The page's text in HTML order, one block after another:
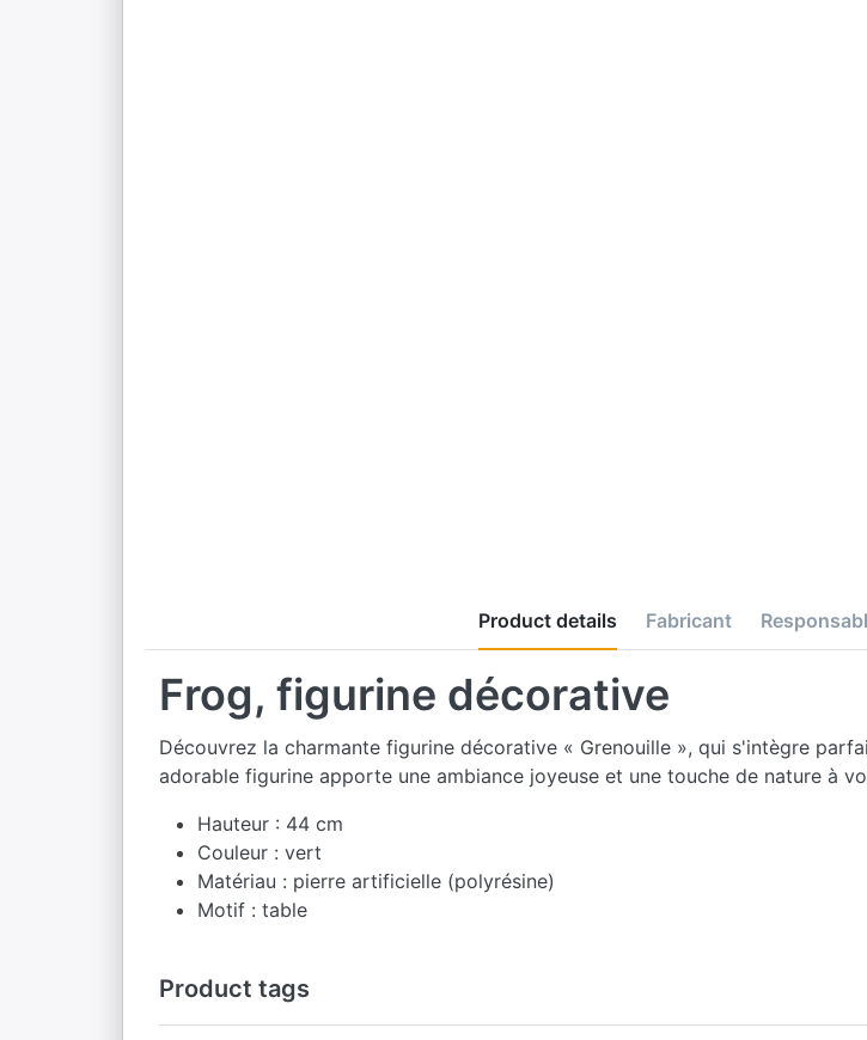
Product details Fabricant
Frog, figurine décorative
Découvrez la charmante figurine décorative « Grenouille », qui s'intègre
adorable figurine apporte une ambiance joyeuse et une touche de nature à
Hauteur : 44 cm
Couleur : vert
Matériau : pierre artificielle (polyrésine)
Motif : table
Product tags